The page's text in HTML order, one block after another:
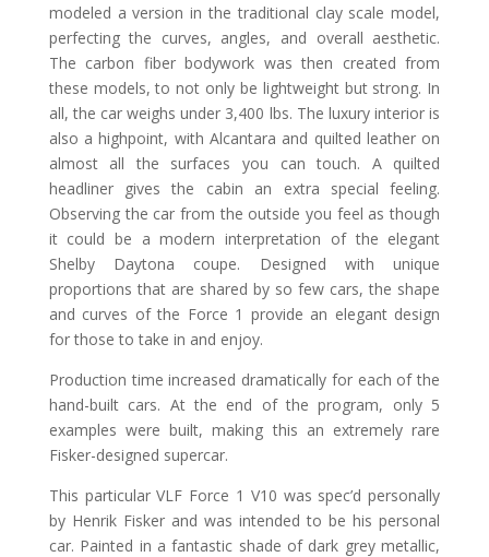
modeled a version in the traditional clay scale model,
perfecting the curves, angles, and overall aesthetic.
The carbon fiber bodywork was then created from
these models, to not only be lightweight but strong. In
all, the car weighs under 3,400 lbs. The luxury interior is
also a highpoint, with Alcantara and quilted leather on
almost all the surfaces you can touch. A quilted
headliner gives the cabin an extra special feeling.
Observing the car from the outside you feel as though
it could be a modern interpretation of the elegant
Shelby Daytona coupe. Designed with unique
proportions that are shared by so few cars, the shape
and curves of the Force 1 provide an elegant design
for those to take in and enjoy.
Production time increased dramatically for each of the
hand-built cars. At the end of the program, only 5
examples were built, making this an extremely rare
Fisker-designed supercar.
This particular VLF Force 1 V10 was spec’d personally
by Henrik Fisker and was intended to be his personal
car. Painted in a fantastic shade of dark grey metallic,